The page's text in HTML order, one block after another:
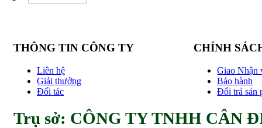
THÔNG TIN CÔNG TY
Liên hệ
Giải thưởng
Đối tác
CHÍNH
Giao Nhận
Bảo hành
Đổi trả sản
Trụ sở: CÔNG TY TNHH CÂN